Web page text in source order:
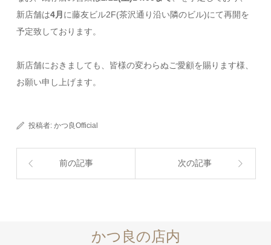
新店舗は4月 に藤友ビル2F(茶沢通り沿い隣のビル)にて再開を
予定致しております。
新店舗におきましても、皆様の変わらぬご愛顧を賜ります様、
お願い申し上げます。
投稿者:かつ良Official
前の記事 次の記事
かつ良の店内